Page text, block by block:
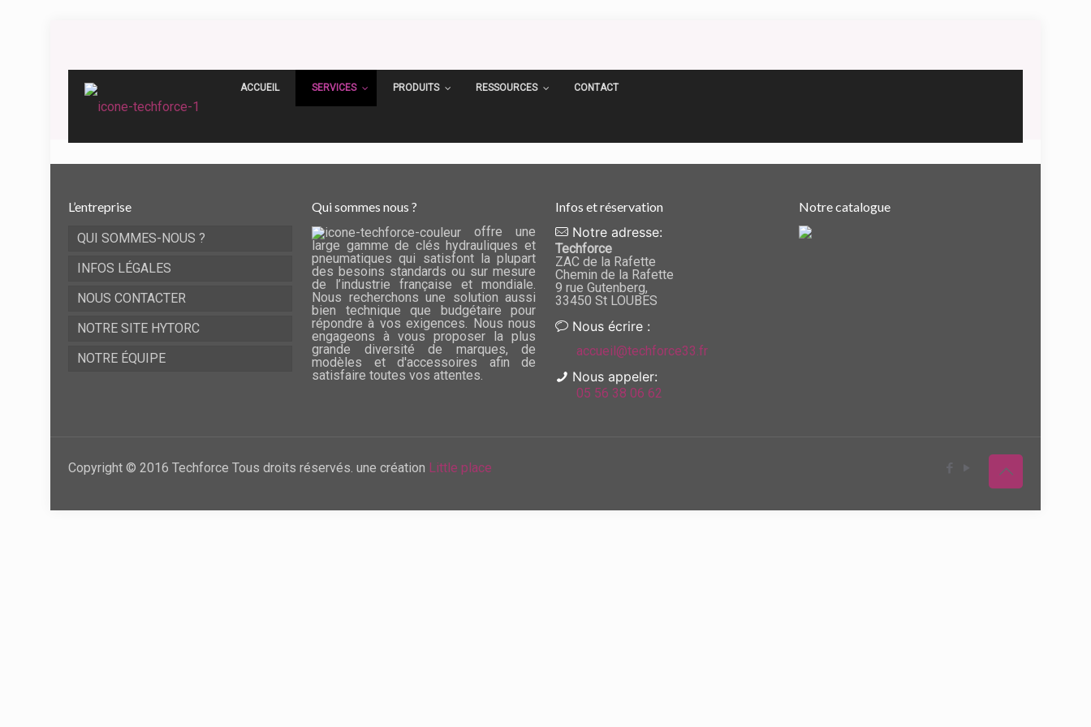
ACCUEIL SERVICES PRODUITS RESSOURCES CONTACT
L’entreprise
QUI SOMMES-NOUS ?
INFOS LÉGALES
NOUS CONTACTER
NOTRE SITE HYTORC
NOTRE ÉQUIPE
Qui sommes nous ?
offre une
large gamme de clés hydrauliques et
pneumatiques qui satisfont la plupart
des besoins standards ou sur mesure
de l’industrie française et mondiale.
Nous recherchons une solution aussi
bien technique que budgétaire pour
répondre à vos exigences. Nous nous
engageons à vous proposer la plus
grande diversité de marques, de
modèles et d'accessoires afin de
satisfaire toutes vos attentes.
Infos et réservation
Notre adresse:
Techforce
ZAC de la Rafette
Chemin de la Rafette
9 rue Gutenberg,
33450 St LOUBES
Nous écrire :
accueil@techforce33.fr
Nous appeler:
05 56 38 06 62
Notre catalogue
Copyright © 2016 Techforce Tous droits réservés. une création Little place